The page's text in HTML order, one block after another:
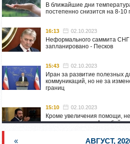
В ближайшие дни
постепенно снизится на 8-10
16:13 02.10.2023
Неформального саммита СНГ
запланировано - Песков
15:43 02.10.2023
Иран за развитие полезных
коммуникаций, но не за
границ
15:10 02.10.2023
Кроме увеличения помощи,
пресечению угроз
« АВГУСТ,